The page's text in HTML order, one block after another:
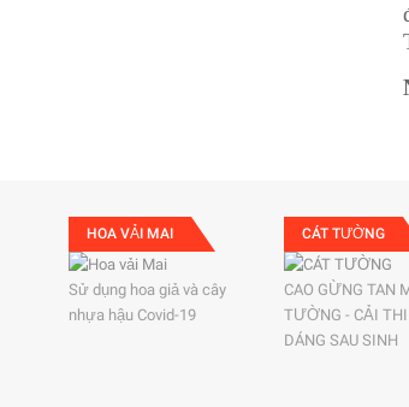
HOA VẢI MAI
Sử dụng hoa giả và cây
nhựa hậu Covid-19
CÁT TƯỜNG
CAO GỪNG TAN
TƯỜNG - CẢI
DÁNG SAU SINH